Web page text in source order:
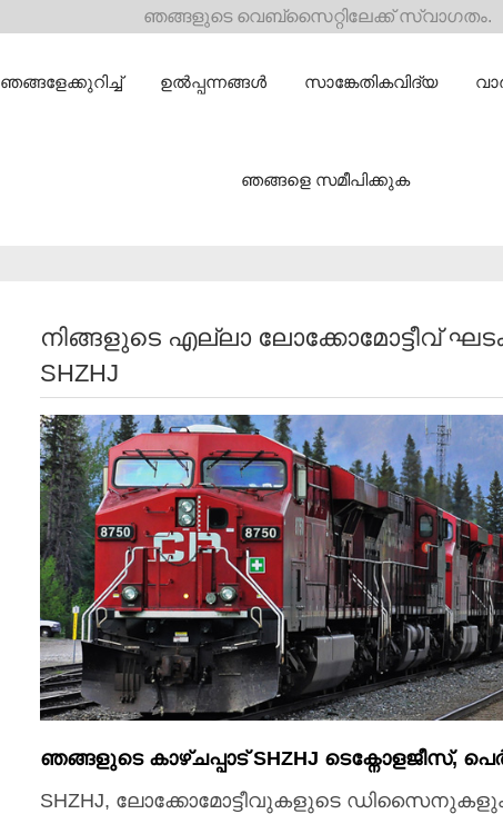
ഞങ്ങളുടെ വെബ്സൈറ്റിലേക്ക് സ്വാഗതം.
ഞങ്ങളേക്കുറിച്ച് ഉൽപ്പന്നങ്ങൾ സാങ്കേതികവിദ്യ
ഞങ്ങളെ സമീപിക്കുക
നിങ്ങളുടെ എല്ലാ ലോക്കോമോട്ടീവ്
SHZHJ
ഞങ്ങളുടെ കാഴ്ചപ്പാട് SHZHJ
SHZHJ, ലോക്കോമോട്ടീവുകളുടെ